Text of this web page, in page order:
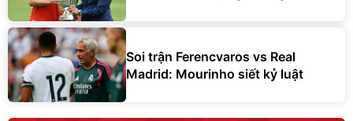
Soi trận Ferencvaros vs Real
Madrid: Mourinho siết kỷ luật